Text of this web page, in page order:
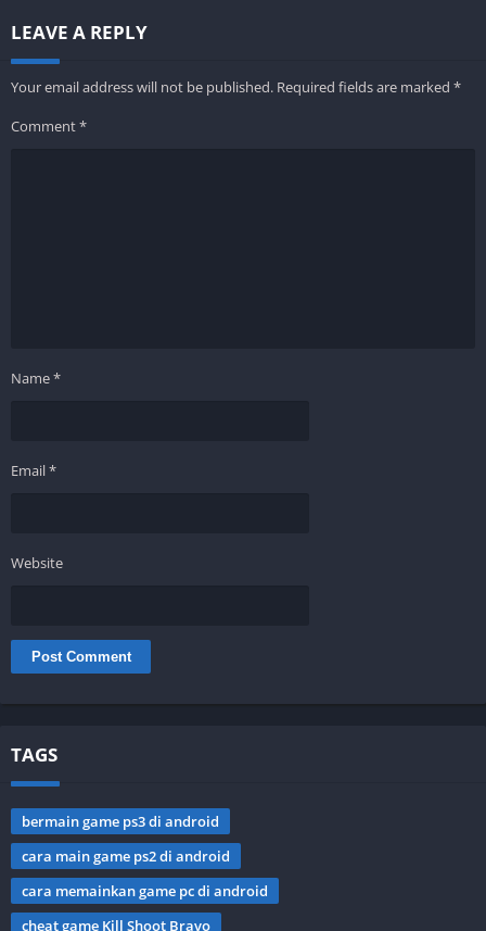
LEAVE A REPLY
Your email address will not be published. Required fields are marked *
Comment*
Name*
Email*
Website
TAGS
bermain game ps3 di android
cara main game ps2 di android
cara memainkan game pc di android
cheat game Kill Shoot Bravo